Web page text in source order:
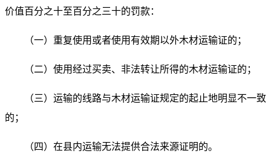
价值百分之十至百分之三十的罚款：
（一）重复使用或者使用有效期以外木材运输证的；
（二）使用经过买卖、非法转让所得的木材运输证的；
（三）运输的线路与木材运输证规定的起止地明显不一致
的；
（四）在县内运输无法提供合法来源证明的。